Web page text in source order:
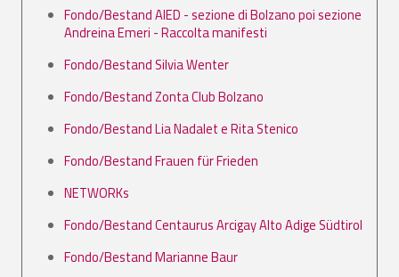
Fondo/Bestand AIED - sezione di Bolzano poi sezione
Andreina Emeri - Raccolta manifesti
Fondo/Bestand Silvia Wenter
Fondo/Bestand Zonta Club Bolzano
Fondo/Bestand Lia Nadalet e Rita Stenico
Fondo/Bestand Frauen für Frieden
NETWORKs
Fondo/Bestand Centaurus Arcigay Alto Adige Südtirol
Fondo/Bestand Marianne Baur